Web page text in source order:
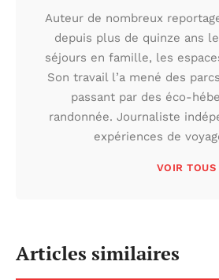
Auteur de nombreux
depuis plus de quinze ans
séjours en famille, les
Son travail l’a mené des
passant par des éco-
randonnée. Journaliste
expériences de
VOIR
Articles similaires